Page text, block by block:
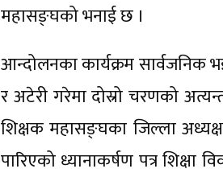
महासङ्घको भनाई छ ।
आन्दोलनका कार्यक्रम सार्वजनिक
र अटेरी गरेमा दोस्रो चरणको
शिक्षक महासङ्घका जिल्ला
पारिएको ध्यानाकर्षण पत्र